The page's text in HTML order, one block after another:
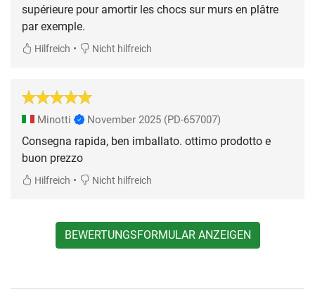
supérieure pour amortir les chocs sur murs en plâtre
Hilfreich • Nicht hilfreich
Minotti November 2025 (PD-657007)
Consegna rapida, ben imballato. ottimo prodotto e
buon prezzo
Hilfreich • Nicht hilfreich
BEWERTUNGSFORMULAR ANZEIGEN